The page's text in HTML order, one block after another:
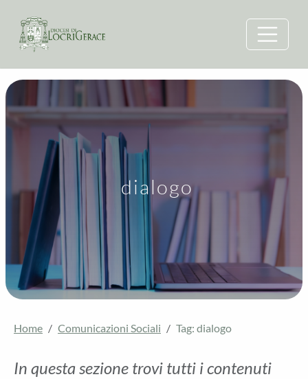
dialogo
Home Comunicazioni Sociali Tag: dialogo
In questa sezione trovi tutti i contenuti